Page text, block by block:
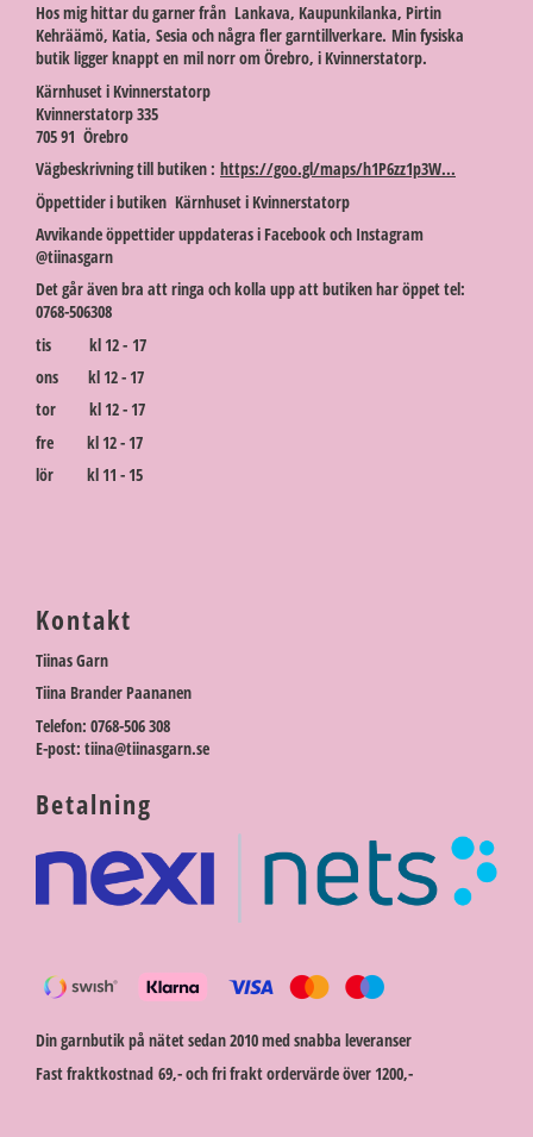
Hos mig hittar du garner från Lankava, Kaupunkilanka, Pirtin
Kehräämö, Katia, Sesia och några fler garntillverkare. Min fysiska
butik ligger knappt en mil norr om Örebro, i Kvinnerstatorp.
Kärnhuset i Kvinnerstatorp
Kvinnerstatorp 335
705 91 Örebro
Vägbeskrivning till butiken : https://goo.gl/maps/h1P6zz1p3W...
Öppettider i butiken Kärnhuset i Kvinnerstatorp
Avvikande öppettider uppdateras i Facebook och Instagram
@tiinasgarn
Det går även bra att ringa och kolla upp att butiken har öppet tel:
0768-506308
tis kl 12 - 17
ons kl 12 - 17
tor kl 12 - 17
fre kl 12 - 17
lör kl 11 - 15
Kontakt
Tiinas Garn
Tiina Brander Paananen
Telefon: 0768-506 308
E-post: tiina@tiinasgarn.se
Betalning
Din garnbutik på nätet sedan 2010 med snabba leveranser
Fast fraktkostnad 69,- och fri frakt ordervärde över 1200,-